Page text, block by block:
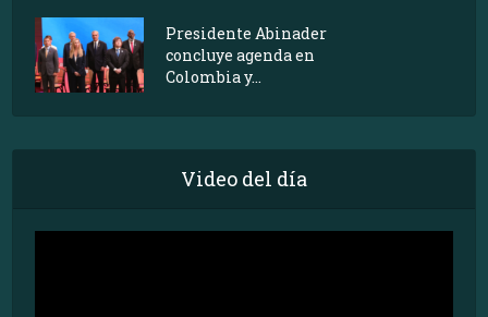
Presidente Abinader
concluye agenda en
Colombia y...
Video del día